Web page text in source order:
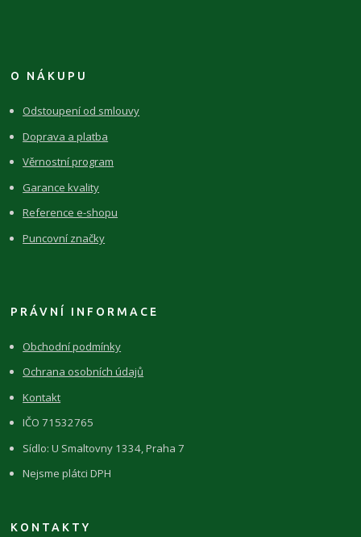
O NÁKUPU
Odstoupení od smlouvy
Doprava a platba
Věrnostní program
Garance kvality
Reference e-shopu
Puncovní značky
PRÁVNÍ INFORMACE
Obchodní podmínky
Ochrana osobních údajů
Kontakt
IČO 71532765
Sídlo: U Smaltovny 1334, Praha 7
Nejsme plátci DPH
KONTAKTY